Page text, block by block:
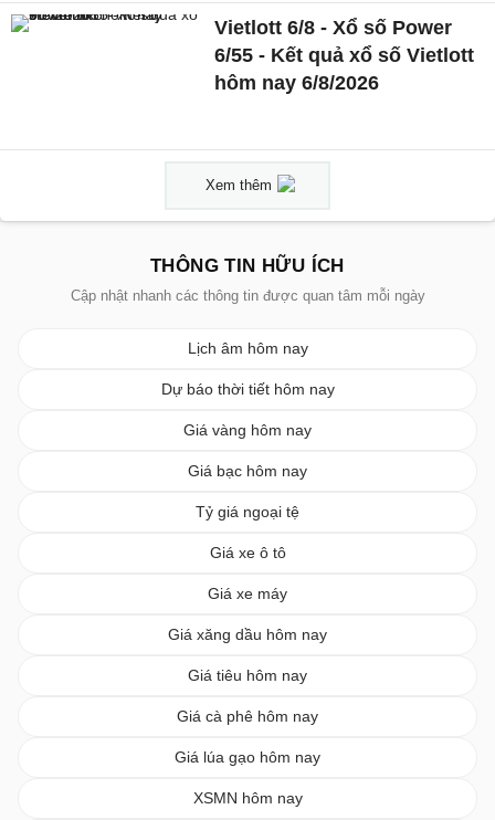
Vietlott 6/8 - Xổ số Power
6/55 - Kết quả xổ số Vietlott
hôm nay 6/8/2026
Xem thêm
THÔNG TIN HỮU ÍCH
Cập nhật nhanh các thông tin được quan tâm mỗi ngày
Lịch âm hôm nay
Dự báo thời tiết hôm nay
Giá vàng hôm nay
Giá bạc hôm nay
Tỷ giá ngoại tệ
Giá xe ô tô
Giá xe máy
Giá xăng dầu hôm nay
Giá tiêu hôm nay
Giá cà phê hôm nay
Giá lúa gạo hôm nay
XSMN hôm nay